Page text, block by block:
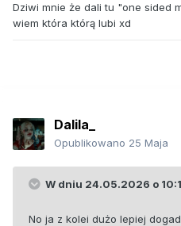
Dziwi mnie że dali tu "one sided
wiem która którą lubi xd
Dalila_
Opublikowano 25 Maja
W dniu 24.05.2026 o
No ja z kolei dużo lepiej